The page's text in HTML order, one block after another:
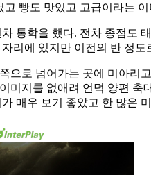
고 빵도 맛있고 고급이라는
통학을 했다. 전차 종점도
리에 있지만 이전의 반 정
으로 넘어가는 곳에 미아리
미지를 없애려 언덕 양편 축
매우 보기 좋았고 한 많은